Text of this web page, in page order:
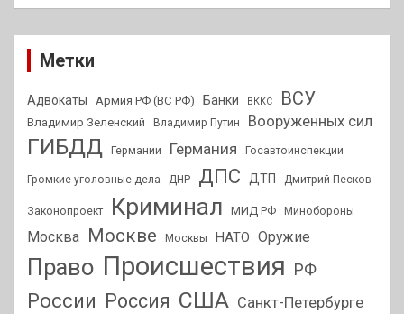
Метки
Адвокаты Армия РФ (ВС РФ) Банки ВККС ВСУ
Владимир Зеленский Владимир Путин Вооруженных сил
ГИБДД Германии Германия Госавтоинспекции
Громкие уголовные дела ДНР ДПС ДТП Дмитрий Песков
Законопроект Криминал МИД РФ Минобороны
Москва Москве Москвы НАТО Оружие
Право Происшествия РФ
России Россия США Санкт-Петербурге